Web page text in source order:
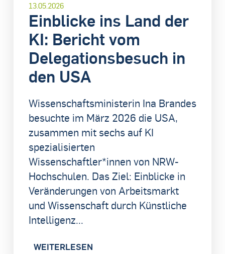
13.05.2026
Einblicke ins Land der
KI: Bericht vom
Delegationsbesuch in
den USA
Wissenschaftsministerin Ina Brandes
besuchte im März 2026 die USA,
zusammen mit sechs auf KI
spezialisierten
Wissenschaftler*innen von NRW-
Hochschulen. Das Ziel: Einblicke in
Veränderungen von Arbeitsmarkt
und Wissenschaft durch Künstliche
Intelligenz...
WEITERLESEN